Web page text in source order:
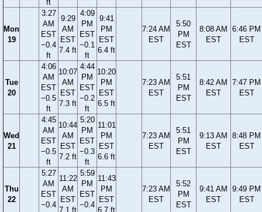
ft
Mon
19
3:27
AM
EST
−0.4
ft
9:29
AM
EST
7.4 ft
4:09
PM
EST
−0.1
ft
9:41
PM
EST
6.4 ft
7:24 AM
EST
5:50
PM
EST
8:08 AM
EST
6:46 PM
EST
Tue
20
4:06
AM
EST
−0.5
ft
10:07
AM
EST
7.3 ft
4:44
PM
EST
−0.2
ft
10:20
PM
EST
6.5 ft
7:23 AM
EST
5:51
PM
EST
8:42 AM
EST
7:47 PM
EST
Wed
21
4:45
AM
EST
−0.5
ft
10:44
AM
EST
7.2 ft
5:20
PM
EST
−0.3
ft
11:01
PM
EST
6.6 ft
7:23 AM
EST
5:51
PM
EST
9:13 AM
EST
8:48 PM
EST
Thu
22
5:27
AM
EST
−0.4
11:22
AM
EST
7.1 ft
5:59
PM
EST
−0.4
11:43
PM
EST
6.7 ft
7:23 AM
EST
5:52
PM
EST
9:41 AM
EST
9:49 PM
EST